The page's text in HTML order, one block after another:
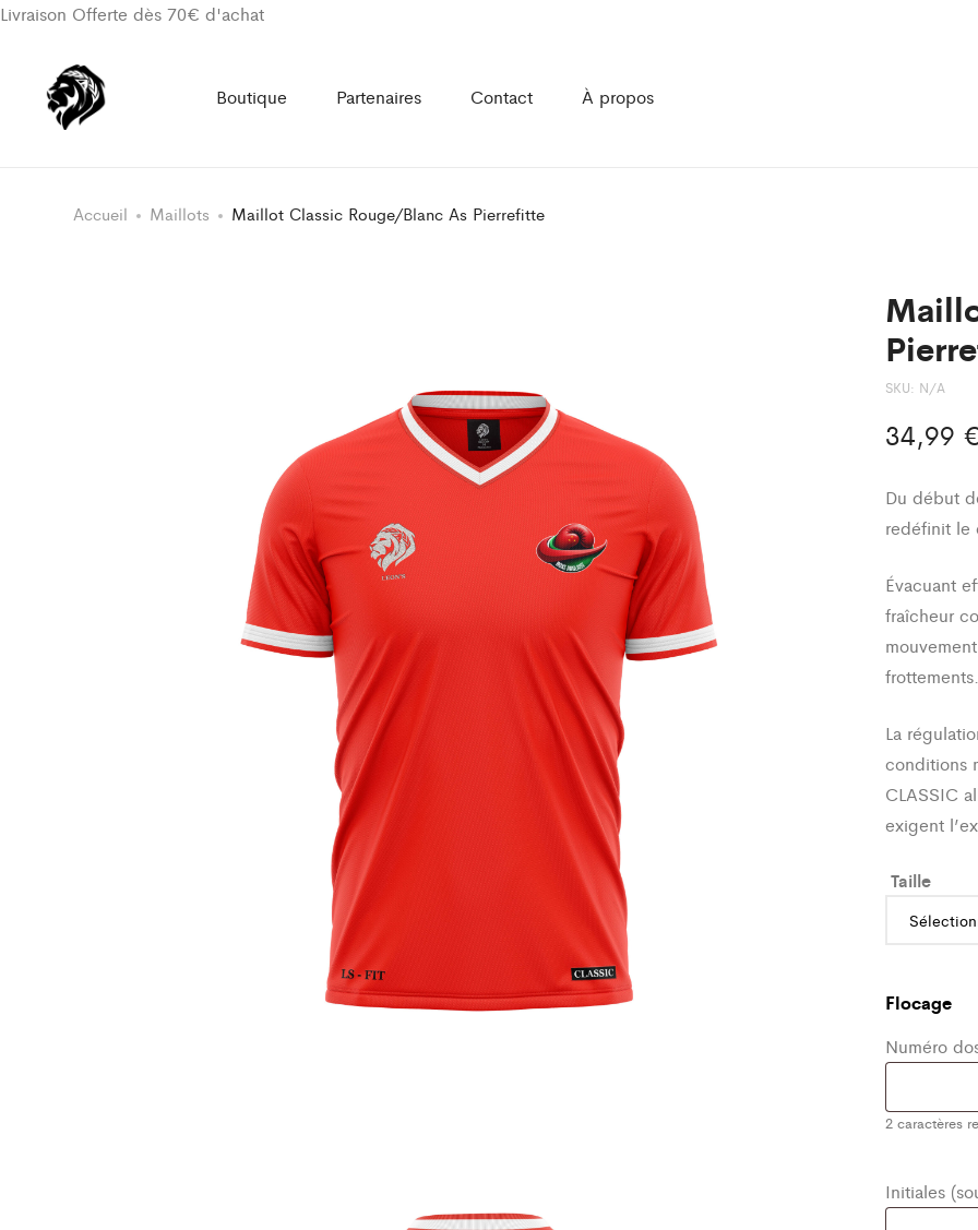
Livraison Offerte dès 70€ d'achat
Boutique Partenaires Contact À propos
Accueil Maillots Maillot Classic Rouge/Blanc As Pierrefitte
SKU: N/A
34,99
Du début
redéfinit le
Évacuant
fraîcheur
frottements.
La
conditions
CLASSIC
exigent
Taille
Flocage
Numéro
2caractères
Initiales